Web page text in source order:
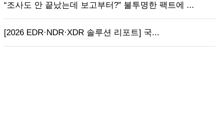
“조사도 안 끝났는데 보고부터?” 불투명한 팩트에 ...
[2026 EDR·NDR·XDR 솔루션 리포트] 국...